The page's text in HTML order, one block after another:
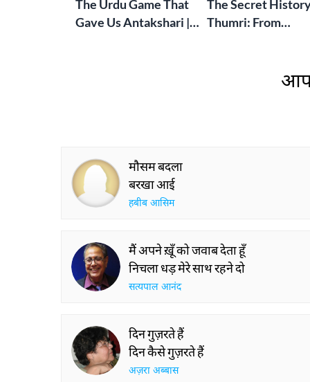
The Urdu Game That
Gave Us Antakshari |
The Secret
Thumri: From
आप
मौसम बदला
बरखा आई
हबीब आसिम
मैं अपने ख़ूँ को जवाब देता हूँ
निचला धड़ मेरे साथ रहने दो
सत्यपाल आनंद
दिन गुज़रते हैं
दिन कैसे गुज़रते हैं
अज़रा अब्बास